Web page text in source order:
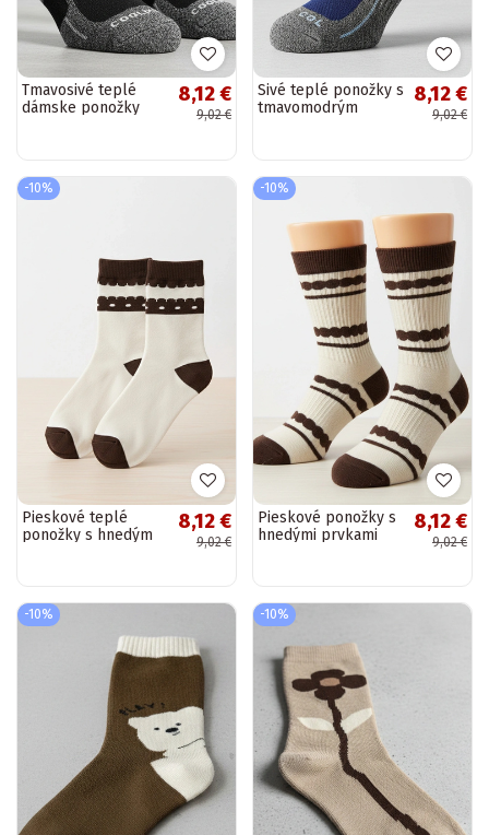
Tmavosivé teplé
dámske ponožky
8,12 €
9,02 €
Sivé teplé ponožky s
tmavomodrým
8,12 €
9,02 €
-10%
Pieskové teplé
ponožky s hnedým
8,12 €
9,02 €
-10%
Pieskové ponožky s
hnedými prvkami
8,12 €
9,02 €
-10% -10%